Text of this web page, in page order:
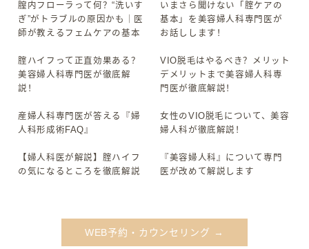
▶
膣内フローラって何？“洗いす
ぎ”がトラブルの原因かも｜医
師が教えるフェムケアの基本
▶
いまさら聞けない「腟ケアの
基本」を美容婦人科専門医が
お話しします！
▶
腟ハイフって正直効果ある？
美容婦人科専門医が徹底解
説！
▶
VIO脱毛はやるべき？メリット
デメリットまで美容婦人科専
門医が徹底解説！
▶
産婦人科専門医が答える『婦
人科形成術FAQ』
▶
女性のVIO脱毛について、美容
婦人科が徹底解説！
▶
【婦人科医が解説】腟ハイフ
の気になるところを徹底解説
▶
『美容婦人科』について専門
医が改めて解説します
WEB予約・カウンセリング →